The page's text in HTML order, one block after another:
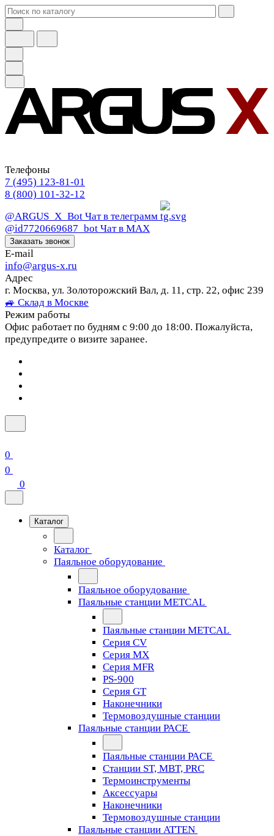
Телефоны
7 (495) 123-81-01
8 (800) 101-32-12
@ARGUS_X_Bot Чат в телеграмм
@id7720669687_bot Чат в МАХ
Заказать звонок
E-mail
info@argus-x.ru
Адрес
г. Москва, ул. Золоторожский Вал, д. 11, стр. 22, офис 239
🚙 Склад в Москве
Режим работы
Офис работает по будням с 9:00 до 18:00. Пожалуйста,
предупредите о визите заранее.
0
0
0
Каталог
Каталог
Паяльное оборудование
Паяльное оборудование
Паяльные станции METCAL
Паяльные станции METCAL
Серия CV
Серия MX
Серия MFR
PS-900
Серия GT
Наконечники
Термовоздушные станции
Паяльные станции PACE
Паяльные станции PACE
Станции ST, MBT, PRC
Термоинструменты
Аксессуары
Наконечники
Термовоздушные станции
Паяльные станции ATTEN